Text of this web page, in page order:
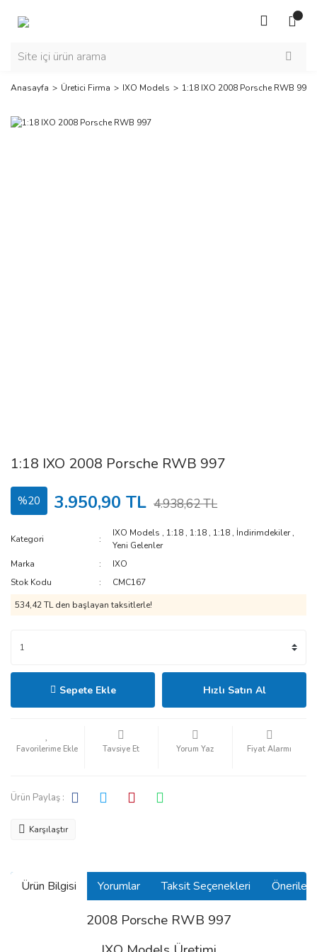
Anasayfa Üretici Firma IXO Models 1:18 IXO 2008 Porsche RWB 997
1:18 IXO 2008 Porsche RWB 997
%20 3.950,90 TL 4.938,62 TL
Kategori
IXO Models , 1:18 , 1:18 , 1:18 , İndirimdekiler,
Yeni Gelenler
Marka
IXO
Stok Kodu
CMC167
534,42 TL den başlayan taksitlerle!
Sepete Ekle Hızlı Satın Al
Tavsiye Et Yorum Yaz Fiyat Alarmı
Ürün Paylaş :
Karşılaştır
Ürün Bilgisi Yorumlar Taksit Seçenekleri
2008 Porsche RWB 997